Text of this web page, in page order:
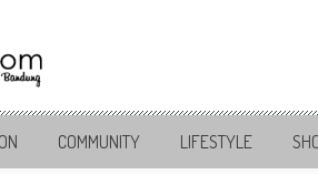
COMMUNITY LIFESTYLE